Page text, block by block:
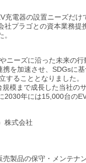
充電器の設置ニーズだ
プラゴとの資本業務
ニーズに沿った未来の
を加速させ、SDGsに
することとなりました。
模まで成長した当社の
年には15,000台の
株式会社
製品の保守・メンテナ